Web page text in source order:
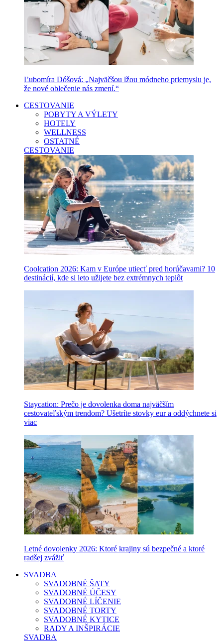
Ľubomíra Dóšová: „Najväčšou lžou módneho priemyslu je,
že nové oblečenie nás zmení.“
CESTOVANIE
POBYTY A VÝLETY
HOTELY
WELLNESS
OSTATNÉ
CESTOVANIE
Coolcation 2026: Kam v Európe utiecť pred horúčavami? 10
destinácií, kde si leto užijete bez extrémnych teplôt
Staycation: Prečo je dovolenka doma najväčším
cestovateľským trendom? Ušetríte stovky eur a oddýchnete si
viac
Letné dovolenky 2026: Ktoré krajiny sú bezpečné a ktoré
radšej zvážiť
SVADBA
SVADOBNÉ ŠATY
SVADOBNÉ ÚČESY
SVADOBNÉ LÍČENIE
SVADOBNÉ TORTY
SVADOBNÉ KYTICE
RADY A INŠPIRÁCIE
SVADBA